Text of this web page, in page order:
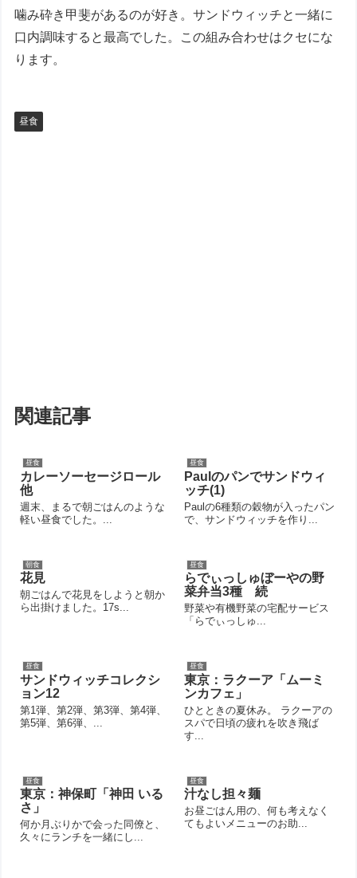
噛み砕き甲斐があるのが好き。サンドウィッチと一緒に
口内調味すると最高でした。この組み合わせはクセにな
ります。
昼食
関連記事
昼食
カレーソーセージロール
他
週末、まるで朝ごはんのような
軽い昼食でした。...
昼食
Paulのパンでサンドウィ
ッチ(1)
Paulの6種類の穀物が入ったパン
で、サンドウィッチを作り...
朝食
花見
朝ごはんで花見をしようと朝か
ら出掛けました。17s...
昼食
らでぃっしゅぼーやの野
菜弁当3種 続
野菜や有機野菜の宅配サービス
「らでぃっしゅ...
昼食
サンドウィッチコレクシ
ョン12
第1弾、第2弾、第3弾、第4弾、
第5弾、第6弾、...
昼食
東京：ラクーア「ムーミ
ンカフェ」
ひとときの夏休み。 ラクーアの
スパで日頃の疲れを吹き飛ば
す...
昼食
東京：神保町「神田 いる
さ」
何か月ぶりかで会った同僚と、
久々にランチを一緒にし...
昼食
汁なし担々麺
お昼ごはん用の、何も考えなく
てもよいメニューのお助...